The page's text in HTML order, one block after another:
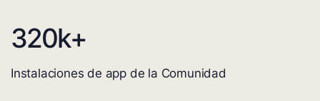
320k+
Instalaciones de app de la Comunidad